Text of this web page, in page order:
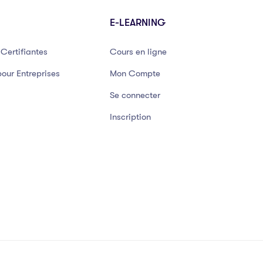
Entreprises
E-LEARNING
Cours en ligne
Mon Compte
Se connecter
Inscription